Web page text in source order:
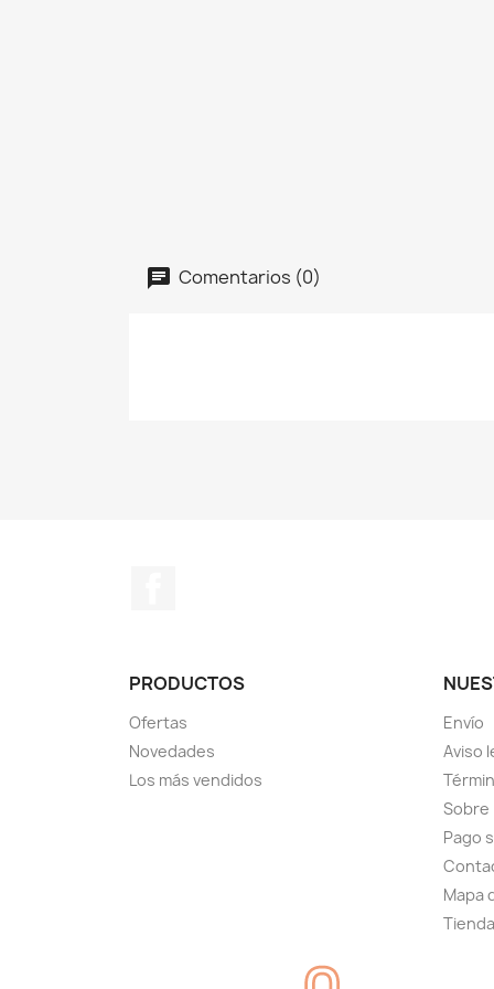
Comentarios (0)
PRODUCTOS
Ofertas
Novedades
Los más vendidos
Envío
Aviso
Pago
Mapa